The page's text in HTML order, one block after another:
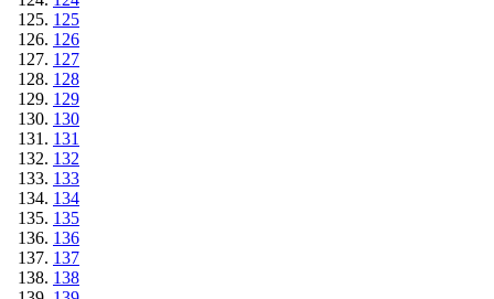
125
126
127
128
129
130
131
132
133
134
135
136
137
138